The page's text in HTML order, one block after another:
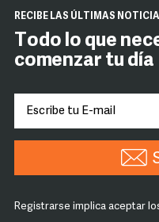
RECIBE LAS ÚLTIMAS
Todo lo que
comenzar tu día
Registrarse implica aceptar